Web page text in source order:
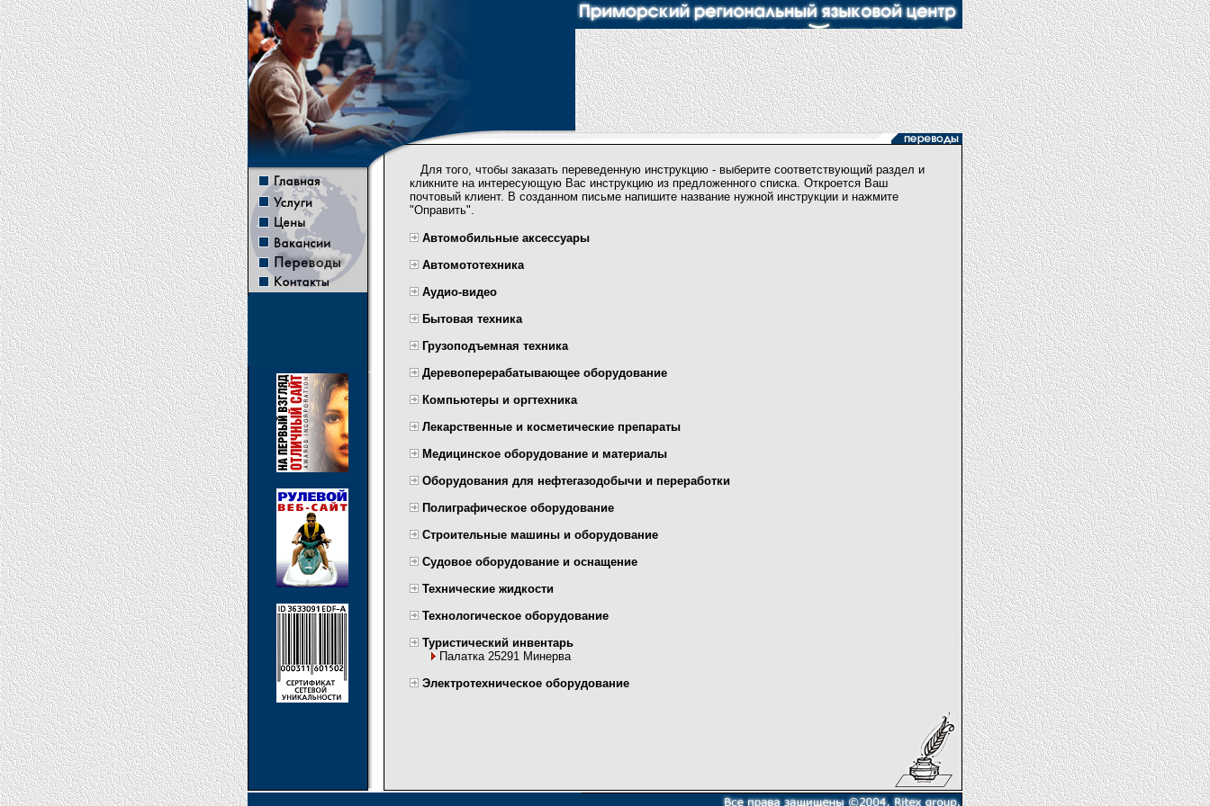
Для того, чтобы заказать переведенную инструкцию - выберите соответствующий раздел и
кликните на интересующую Вас инструкцию из предложенного списка. Откроется Ваш
почтовый клиент. В созданном письме напишите название нужной инструкции и нажмите
"Оправить".
Автомобильные аксессуары
Автомототехника
Аудио-видео
Бытовая техника
Грузоподъемная техника
Деревоперерабатывающее оборудование
Компьютеры и оргтехника
Лекарственные и косметические препараты
Медицинское оборудование и материалы
Оборудования для нефтегазодобычи и переработки
Полиграфическое оборудование
Строительные машины и оборудование
Судовое оборудование и оснащение
Технические жидкости
Технологическое оборудование
Туристический инвентарь
Палатка 25291 Минерва
Электротехническое оборудование